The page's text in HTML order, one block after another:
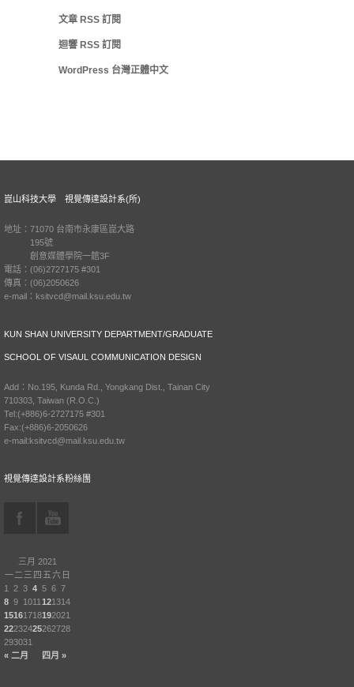
文章 RSS 訂閱
迴響 RSS 訂閱
WordPress 台灣正體中文
崑山科技大學 視覺傳達設計系(所)
地址：71070 台南市永康區崑大路
195號
創意媒體學院一館3F
電話：(06)2727175 #301
傳真：(06)2050626
e-mail：ksitvcd@mail.ksu.edu.tw
KUN SHAN UNIVERSITY DEPARTMENT/GRADUATE
SCHOOL OF VISAUL COMMUNICATION DESIGN
Add：No.195, Kunda Rd., Yongkang Dist., Tainan City
710303, Taiwan (R.O.C.)
Tel:(+886)6-2727175 #301
Fax:(+886)6-2050626
e-mail:ksitvcd@mail.ksu.edu.tw
視覺傳達設計系粉絲團
三月 2021
一 二 三 四 五六 日
« 二月 四月 »
1 2 3 4 5 6 7
8 9 1011 121314
15161718192021
22232425262728
293031